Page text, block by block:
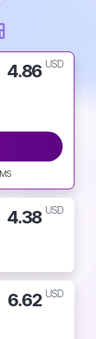
4.86 USD
4.38 USD
6.62 USD